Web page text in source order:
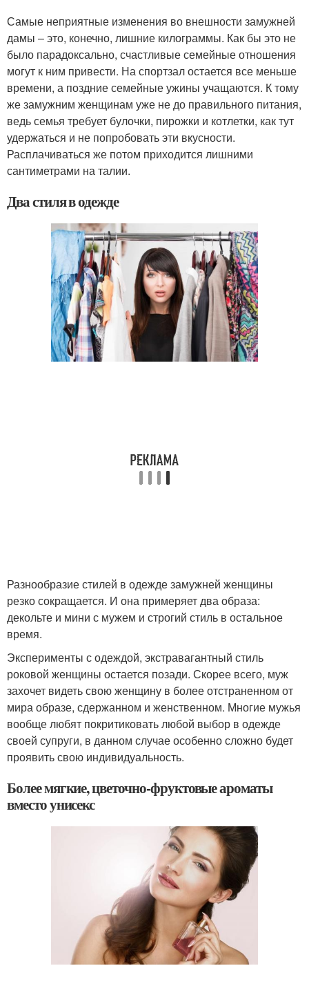
Самые неприятные изменения во внешности замужней
дамы – это, конечно, лишние килограммы. Как бы это не
было парадоксально, счастливые семейные отношения
могут к ним привести. На спортзал остается все меньше
времени, а поздние семейные ужины учащаются. К тому
же замужним женщинам уже не до правильного питания,
ведь семья требует булочки, пирожки и котлетки, как тут
удержаться и не попробовать эти вкусности.
Расплачиваться же потом приходится лишними
сантиметрами на талии.
Два стиля в одежде
Разнообразие стилей в одежде замужней женщины
резко сокращается. И она примеряет два образа:
декольте и мини с мужем и строгий стиль в остальное
время.
Эксперименты с одеждой, экстравагантный стиль
роковой женщины остается позади. Скорее всего, муж
захочет видеть свою женщину в более отстраненном от
мира образе, сдержанном и женственном. Многие мужья
вообще любят покритиковать любой выбор в одежде
своей супруги, в данном случае особенно сложно будет
проявить свою индивидуальность.
Более мягкие, цветочно-фруктовые ароматы
вместо унисекс